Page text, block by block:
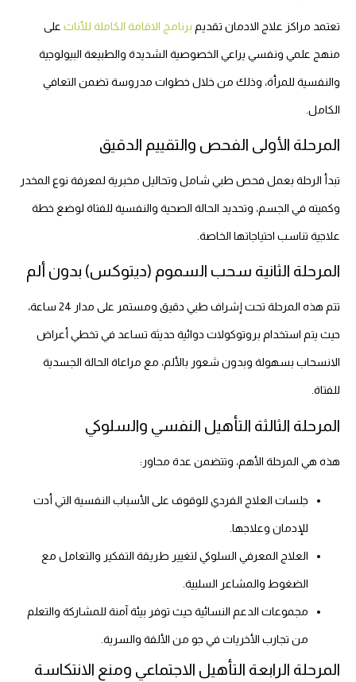
تعتمد مراكز علاج الادمان تقديم برنامج الاقامة الكاملة للأناث على
منهج علمي ونفسي يراعي الخصوصية الشديدة والطبيعة البيولوجية
والنفسية للمرأة، وذلك من خلال خطوات مدروسة تضمن التعافي
الكامل.
المرحلة الأولى الفحص والتقييم الدقيق
تبدأ الرحلة بعمل فحص طبي شامل وتحاليل مخبرية لمعرفة نوع المخدر
وكميته في الجسم، وتحديد الحالة الصحية والنفسية للفتاة لوضع خطة
علاجية تناسب احتياجاتها الخاصة.
المرحلة الثانية سحب السموم (ديتوكس) بدون ألم
تتم هذه المرحلة تحت إشراف طبي دقيق ومستمر على مدار 24 ساعة،
حيث يتم استخدام بروتوكولات دوائية حديثة تساعد في تخطي أعراض
الانسحاب بسهولة وبدون شعور بالألم، مع مراعاة الحالة الجسدية
للفتاة.
المرحلة الثالثة التأهيل النفسي والسلوكي
هذه هي المرحلة الأهم، وتتضمن عدة محاور:
جلسات العلاج الفردي للوقوف على الأسباب النفسية التي أدت
للإدمان وعلاجها.
العلاج المعرفي السلوكي لتغيير طريقة التفكير والتعامل مع
الضغوط والمشاعر السلبية.
مجموعات الدعم النسائية حيث توفر بيئة آمنة للمشاركة والتعلم
من تجارب الأخريات في جو من الألفة والسرية.
المرحلة الرابعة التأهيل الاجتماعي ومنع الانتكاسة